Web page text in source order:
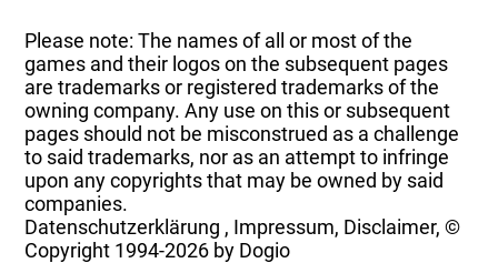
Please note: The names of all or most of the
games and their logos on the subsequent pages
are trademarks or registered trademarks of the
owning company. Any use on this or subsequent
pages should not be misconstrued as a challenge
to said trademarks, nor as an attempt to infringe
upon any copyrights that may be owned by said
companies.
Datenschutzerklärung , Impressum, Disclaimer, ©
Copyright 1994-2026 by Dogio